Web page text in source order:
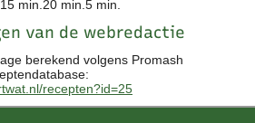
15 min. 20 min. 5 min.
van de webredactie
berekend volgens Promash
recepten?id=25